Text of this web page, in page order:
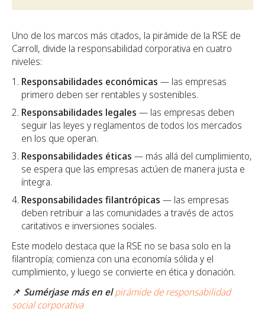
Uno de los marcos más citados, la pirámide de la RSE de
Carroll, divide la responsabilidad corporativa en cuatro
niveles:
Responsabilidades económicas — las empresas
primero deben ser rentables y sostenibles.
Responsabilidades legales — las empresas deben
seguir las leyes y reglamentos de todos los mercados
en los que operan.
Responsabilidades éticas — más allá del cumplimiento,
se espera que las empresas actúen de manera justa e
íntegra.
Responsabilidades filantrópicas — las empresas
deben retribuir a las comunidades a través de actos
caritativos e inversiones sociales.
Este modelo destaca que la RSE no se basa solo en la
filantropía; comienza con una economía sólida y el
cumplimiento, y luego se convierte en ética y donación.
📌 Sumérjase más en el pirámide de responsabilidad
social corporativa